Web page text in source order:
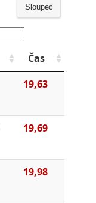
Sloupec
Čas
19,63
19,69
19,98